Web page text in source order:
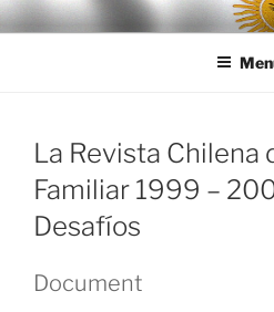
Ir
al
LEGISALUD
La Revista Chilena
Familiar 1999 –
Desafíos
Document